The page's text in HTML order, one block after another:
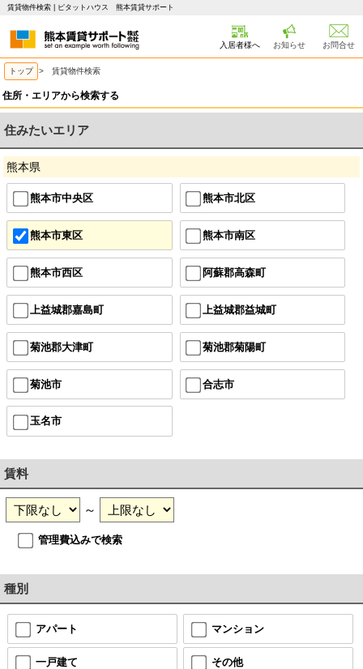
賃貸物件検索 | ピタットハウス 熊本賃貸サポート
入居者様へ お知らせ お問合せ
トップ > 賃貸物件検索
住所・エリアから検索する
住みたいエリア
熊本県
熊本市中央区 熊本市北区
熊本市東区 熊本市南区
熊本市西区 阿蘇郡高森町
上益城郡嘉島町 上益城郡益城町
菊池郡大津町 菊池郡菊陽町
菊池市 合志市
玉名市
賃料
～
管理費込みで検索
種別
アパート マンション
一戸建て その他